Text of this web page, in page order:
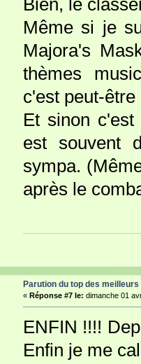
Bien, le
Même si je
Majora's
thèmes
c'est peut-
Et sinon
est souvent
sympa.
après le
Parution du top des
« Réponse #7 le: dimanche 01
ENFIN !!!!
Enfin je me